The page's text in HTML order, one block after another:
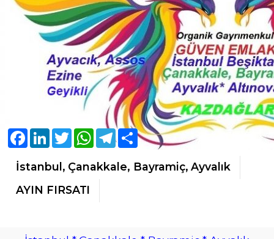
İstanbul, Çanakkale, Bayramiç, Ayvalık
AYIN FIRSATI
FacebookLinkedInTwitter WhatsAppTelegramShare